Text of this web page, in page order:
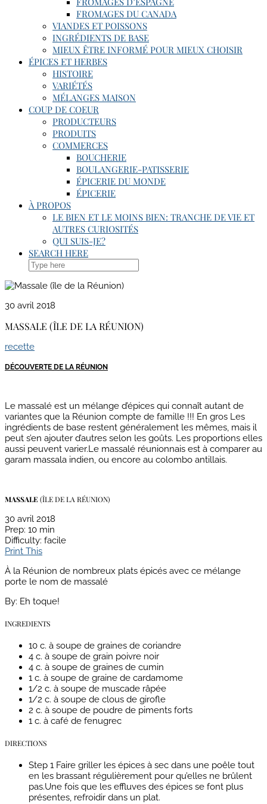
FROMAGES DU CANADA
VIANDES ET POISSONS
INGRÉDIENTS DE BASE
MIEUX ÊTRE INFORMÉ POUR MIEUX CHOISIR
ÉPICES ET HERBES
HISTOIRE
VARIÉTÉS
MÉLANGES MAISON
COUP DE COEUR
PRODUCTEURS
PRODUITS
COMMERCES
BOUCHERIE
BOULANGERIE-PATISSERIE
ÉPICERIE DU MONDE
ÉPICERIE
À PROPOS
LE BIEN ET LE MOINS BIEN: TRANCHE DE VIE ET
AUTRES CURIOSITÉS
QUI SUIS-JE?
SEARCH HERE
30 avril 2018
MASSALE (ÎLE DE LA RÉUNION)
recette
DÉCOUVERTE DE LA RÉUNION
Le massalé est un mélange d’épices qui connaît autant de
variantes que la Réunion compte de famille !!! En gros Les
ingrédients de base restent généralement les mêmes, mais il
peut s’en ajouter d’autres selon les goûts. Les proportions elles
aussi peuvent varier.Le massalé réunionnais est à comparer au
garam massala indien, ou encore au colombo antillais.
MASSALE (ÎLE DE LA RÉUNION)
30 avril 2018
Prep: 10 min
Difficulty: facile
Print This
À la Réunion de nombreux plats épicés avec ce mélange
porte le nom de massalé
By: Eh toque!
INGREDIENTS
10 c. à soupe de graines de coriandre
4 c. à soupe de grain poivre noir
4 c. à soupe de graines de cumin
1 c. à soupe de graine de cardamome
1/2 c. à soupe de muscade râpée
1/2 c. à soupe de clous de girofle
2 c. à soupe de poudre de piments forts
1 c. à café de fenugrec
DIRECTIONS
Step 1 Faire griller les épices à sec dans une poêle tout
en les brassant régulièrement pour qu’elles ne brûlent
pas.Une fois que les effluves des épices se font plus
présentes, refroidir dans un plat.